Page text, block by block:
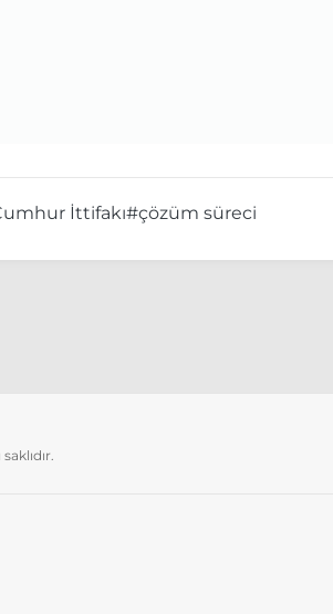
İttifakı#çözüm süreci